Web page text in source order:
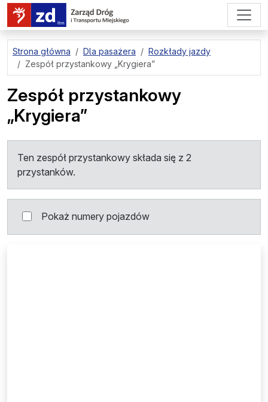
przejdź do treści strony
Strona główna Dla pasażera
Rozkłady jazdy
Zespół przystankowy „Krygiera”
Zespół przystankowy
„Krygiera”
Ten zespół przystankowy składa się z 2
przystanków.
Pokaż numery pojazdów